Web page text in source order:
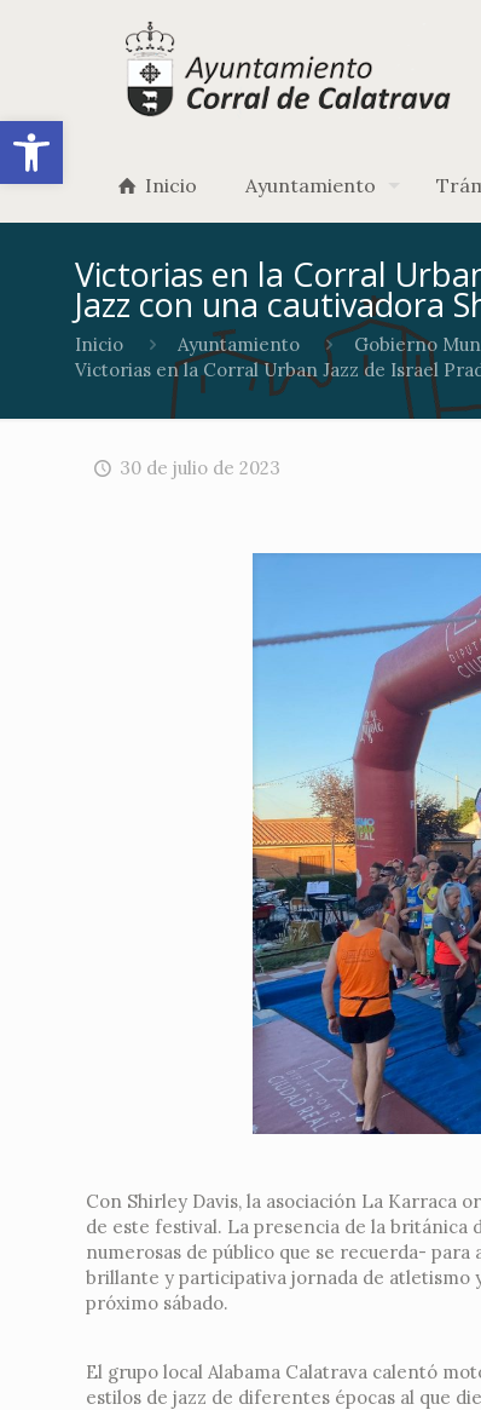
Abrir barra de
Inicio Ayuntamiento
Victorias en la Corral
Jazz con una cautivadora
Inicio Ayuntamiento Gobierno
Victorias en la Corral Urban Jazz de Israel
30 de julio de 2023
Con Shirley Davis, la asociación La Karraca
de este festival. La presencia de la británica
numerosas de público que se recuerda- para
brillante y participativa jornada de atletismo
próximo sábado.
El grupo local Alabama Calatrava calentó
estilos de jazz de diferentes épocas al que